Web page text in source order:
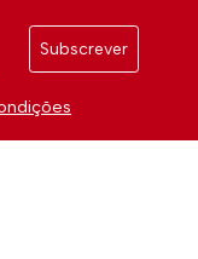
Subscrever